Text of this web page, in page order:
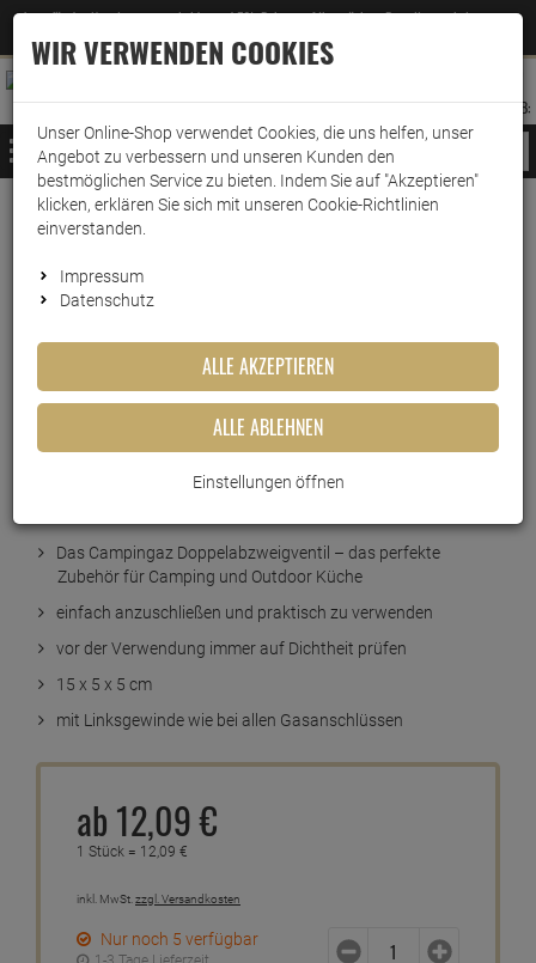
Jetzt für den Newsletter entscheiden und 5% Rabatt auf Ihre nächste Bestellung erhalten
–Zum Newsletter
ANMELDEN
AUFKLAPPEN
MERKZETTEL
WARENKORB:
MENÜ
Weiter einkaufen www.wark24.de Leben & Wohnen
Baumarkt
Grillzubehör
Campingaz Doppelabzweigventil
Campingaz
Doppelabzweigventil
Artikel-Nummer:10015308
Das Campingaz Doppelabzweigventil – das perfekte
Zubehör für Camping und Outdoor Küche
einfach anzuschließen und praktisch zu verwenden
vor der Verwendung immer auf Dichtheit prüfen
15 x 5 x 5 cm
mit Linksgewinde wie bei allen Gasanschlüssen
ab 12,09€
1 Stück = 12,09 €
inkl. MwSt.zzgl. Versandkosten
Nur noch 5 verfügbar
WIR VERWENDEN COOKIES
Unser Online-Shop verwendet Cookies, die uns helfen, unser
Angebot zu verbessern und unseren Kunden den
bestmöglichen Service zu bieten. Indem Sie auf "Akzeptieren"
klicken, erklären Sie sich mit unseren Cookie-Richtlinien
einverstanden.
Impressum
Datenschutz
ALLE AKZEPTIEREN
ALLE ABLEHNEN
Einstellungen öffnen